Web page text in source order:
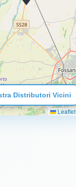
Leaflet
Distributori Vicini